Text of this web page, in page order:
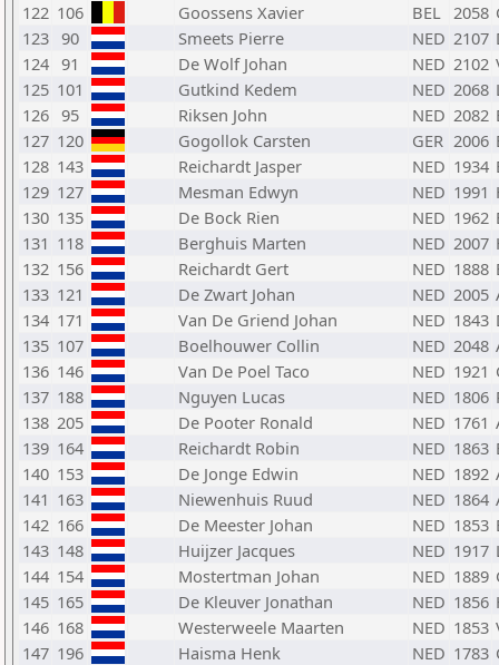
122 106 Goossens Xavier BEL 2058
123 90 Smeets Pierre NED 2107
124 91 De Wolf Johan NED 2102
125 101 Gutkind Kedem NED 2068
126 95 Riksen John NED 2082
127 120 Gogollok Carsten GER 2006
128 143 Reichardt Jasper NED 1934
129 127 Mesman Edwyn NED 1991
130 135 De Bock Rien NED 1962
131 118 Berghuis Marten NED 2007
132 156 Reichardt Gert NED 1888
133 121 De Zwart Johan NED 2005
134 171 Van De Griend Johan NED 1843
135 107 Boelhouwer Collin NED 2048
136 146 Van De Poel Taco NED 1921
137 188 Nguyen Lucas NED 1806
138 205 De Pooter Ronald NED 1761
139 164 Reichardt Robin NED 1863
140 153 De Jonge Edwin NED 1892
141 163 Niewenhuis Ruud NED 1864
142 166 De Meester Johan NED 1853
143 148 Huijzer Jacques NED 1917
144 154 Mostertman Johan NED 1889
145 165 De Kleuver Jonathan NED 1856
146 168 Westerweele Maarten NED 1853
147 196 Haisma Henk NED 1783